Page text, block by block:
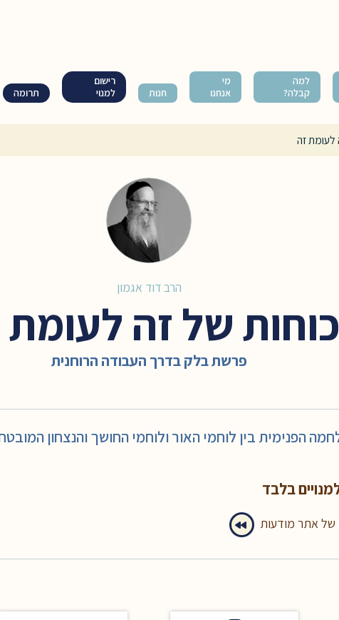
למה
קבלה?
מי
אנחנו
חנות
רישום
למנוי
תרומה
לעומת זה
הרב דוד אגמון
כוחות של זה לעומת
פרשת בלק בדרך העבודה הרוחנית
הפנימית בין לוחמי האור ולוחמי החושך והנצחון
בלבד
של אתר מודעות